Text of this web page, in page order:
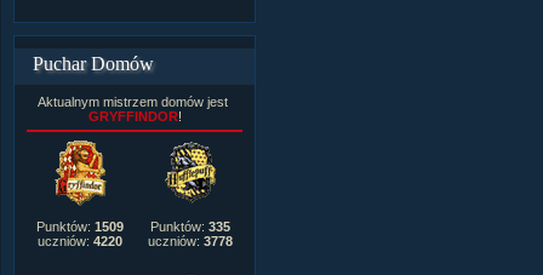
Puchar Domów
Aktualnym mistrzem domów jest
GRYFFINDOR!
Punktów: 1509
uczniów: 4220
Punktów: 335
uczniów: 3778